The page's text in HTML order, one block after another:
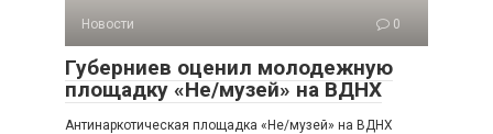
Новости 0
Губерниев оценил молодежную
площадку «Не/музей» на ВДНХ
Антинаркотическая площадка «Не/музей» на ВДНХ